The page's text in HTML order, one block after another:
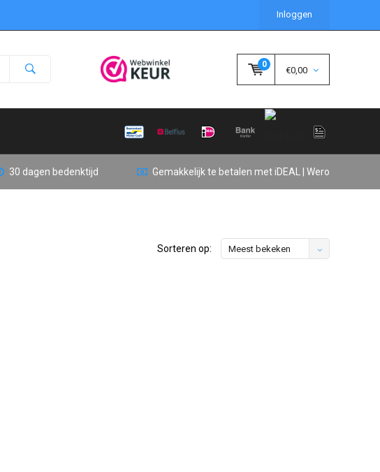
Inloggen
0
€0,00
30 dagen bedenktijd Gemakkelijk te betalen met iDEAL | Wero
Sorteren op: Meest bekeken